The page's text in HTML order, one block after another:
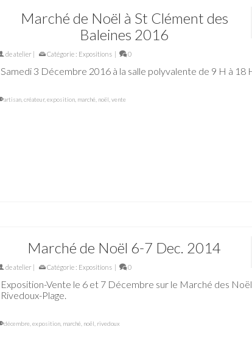
Marché de Noël à St Clément des
Baleines 2016
deatelier | Catégorie : Expositions | 0
Samedi 3 Décembre 2016 à la salle polyvalente de 9 H à 18
artisan, créateur, exposition, marché noël vente
Marché de Noël 6-7 Dec. 2014
deatelier | Catégorie : Expositions | 0
Exposition-Vente le 6 et 7 Décembre sur le Marché des
Rivedoux-Plage.
décembre exposition, marché noël rivedoux